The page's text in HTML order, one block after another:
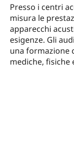
Presso i centri
misura le
apparecchi
esigenze. Gli
una formazione
mediche, fisiche